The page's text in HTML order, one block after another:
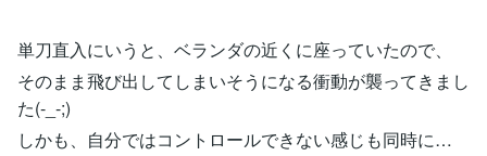
単刀直入にいうと、ベランダの近くに座っていたので、
そのまま飛び出してしまいそうになる衝動が襲ってきまし
た(-_-;)
しかも、自分ではコントロールできない感じも同時に…